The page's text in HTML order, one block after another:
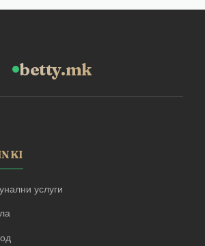
betty.mk
услуги